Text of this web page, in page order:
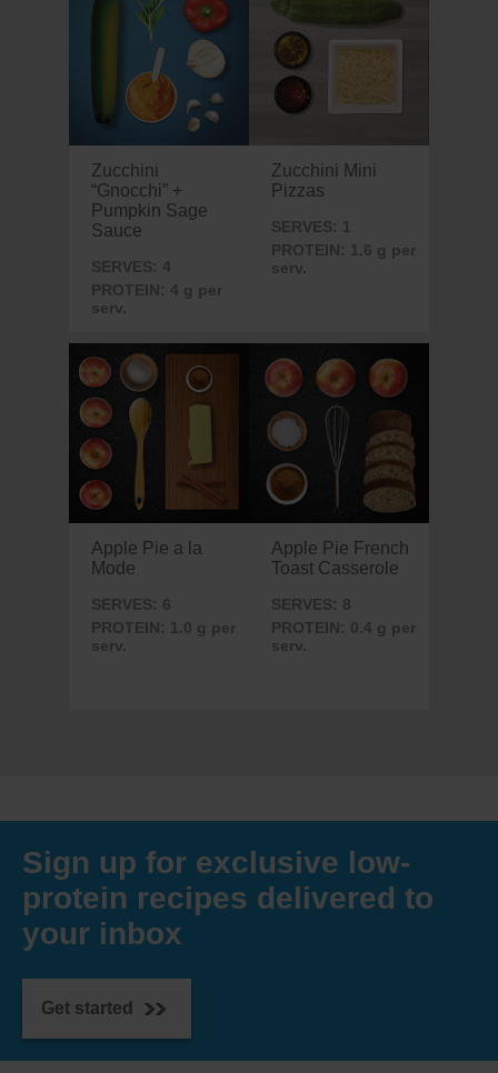
Zucchini
“Gnocchi” +
Pumpkin Sage
Sauce
SERVES: 4
PROTEIN: 4 g per
serv.
Zucchini Mini
Pizzas
SERVES: 1
PROTEIN: 1.6 g per
serv.
Apple Pie a la
Mode
SERVES: 6
PROTEIN: 1.0 g per
serv.
Apple Pie French
Toast Casserole
SERVES: 8
PROTEIN: 0.4 g per
serv.
Sign up for exclusive low-
protein recipes delivered to
your inbox
Get started